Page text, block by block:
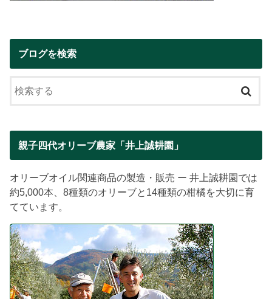
ブログを検索
親子四代オリーブ農家「井上誠耕園」
オリーブオイル関連商品の製造・販売 ー 井上誠耕園では
約5,000本、8種類のオリーブと14種類の柑橘を大切に育
てています。